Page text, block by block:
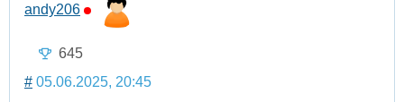
andy206
645
# 05.06.2025, 20:45